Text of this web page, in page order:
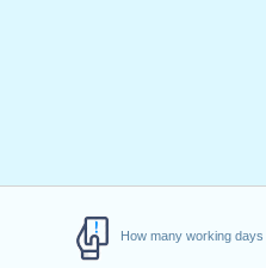
How many working